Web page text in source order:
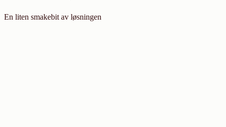
En liten smakebit av løsningen